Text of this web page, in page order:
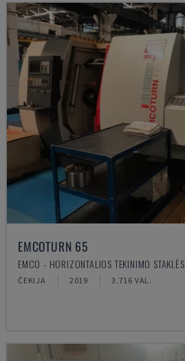
EMCOTURN 65
EMCO - HORIZONTALIOS TEKINIMO STAKLĖS
ČEKIJA 2019 3.716 VAL.